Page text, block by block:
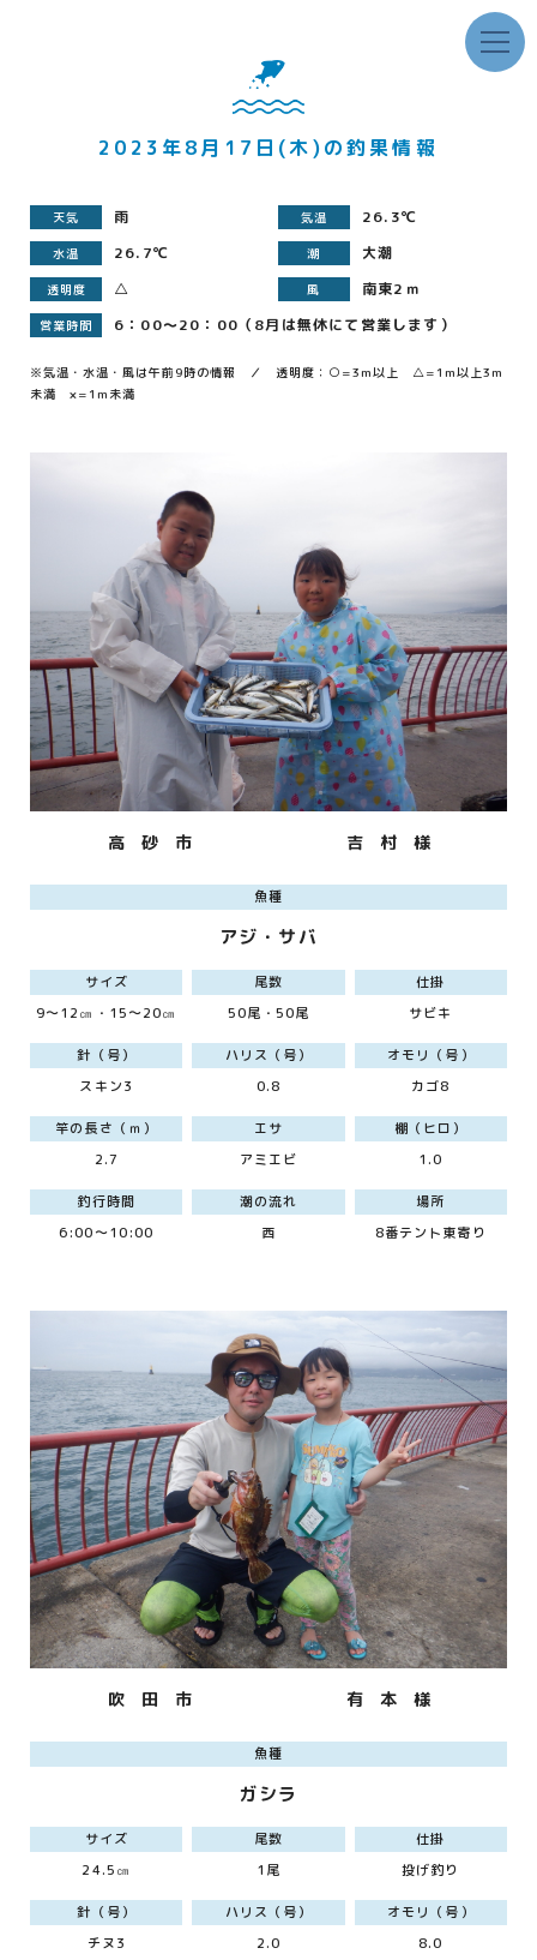
2023年8月17日(木)の釣果情報
天気 雨 気温 26.3℃
水温 26.7℃ 潮 大潮
透明度 △ 風 南東2ｍ
営業時間 6：00～20：00（8月は無休にて営業します）
※気温・水温・風は午前9時の情報 ／ 透明度：○=3m以上 △=1m以上3m
未満 ×=1m未満
高 砂 市 吉 村 様
魚種
アジ・サバ
サイズ
9～12㎝・15～20㎝
尾数
50尾・50尾
仕掛
サビキ
針（号）
スキン3
ハリス（号）
0.8
オモリ（号）
カゴ8
竿の長さ（ｍ）
2.7
エサ
アミエビ
棚（ヒロ）
1.0
釣行時間
6:00～10:00
潮の流れ
西
場所
8番テント東寄り
吹 田 市 有 本 様
魚種
ガシラ
サイズ
24.5㎝
尾数
1尾
仕掛
投げ釣り
針（号）
チヌ3
ハリス（号）
2.0
オモリ（号）
8.0